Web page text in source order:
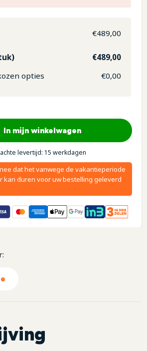
opties €0,00
€489,00
€489,00
In mijn winkelwagen
levertijd: 15 werkdagen
dat het vanwege de vakantieperiode
kan duren voor uw bestelling geleverd